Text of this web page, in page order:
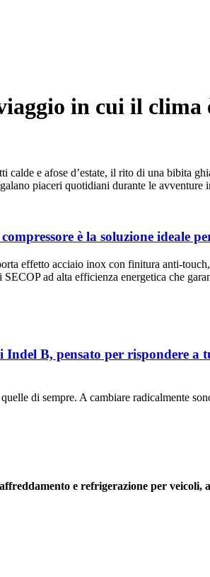
in cui il clima
calde e afose d’estate, il rito di una bibita
piaceri quotidiani durante le avventure
è la soluzione ideale
effetto acciaio inox con finitura anti-
ad alta efficienza energetica che
B, pensato per rispondere a
di sempre. A cambiare radicalmente
e refrigerazione per veicoli,